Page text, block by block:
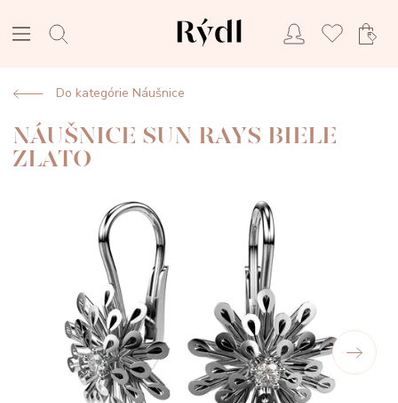
Do kategórie Náušnice
NÁUŠNICE SUN RAYS BIELE
ZLATO